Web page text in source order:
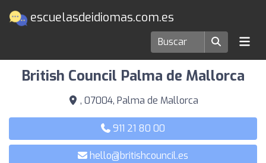
escuelasdeidiomas.com.es
Escuelas de idiomas en Palma de Mallorca
British Council Palma de Mallorca
, 07004, Palma de Mallorca
911 21 80 00
hello@britishcouncil.es